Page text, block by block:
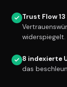
Trust Flow 13
widerspiegelt.
8 indexierte
das